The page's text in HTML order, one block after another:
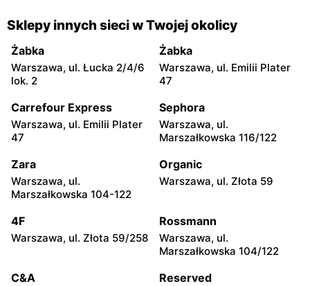
Netto
Pruszków, ul. Poznańska 18
Netto
Łomianki, ul. Warszawska
171
Netto Netto
20B
Netto
Krasińskiego 72
Netto
70
Netto
1C
Netto
56
Netto
Warszawy 2A
Netto
Jadowska 47D
Sklepy innych sieci w Twojej okolicy
Żabka
Warszawa, ul. Łucka 2/4/6
lok. 2
Żabka
Warszawa, ul. Emilii Plater
47
Carrefour Express
Warszawa, ul. Emilii Plater
47
Sephora
Warszawa, ul.
Marszałkowska 116/122
Zara
Warszawa, ul.
Marszałkowska 104-122
Organic
Warszawa, ul. Złota 59
4F
Warszawa, ul. Złota 59/258
Rossmann
Warszawa, ul.
Marszałkowska 104/122
C&A Reserved